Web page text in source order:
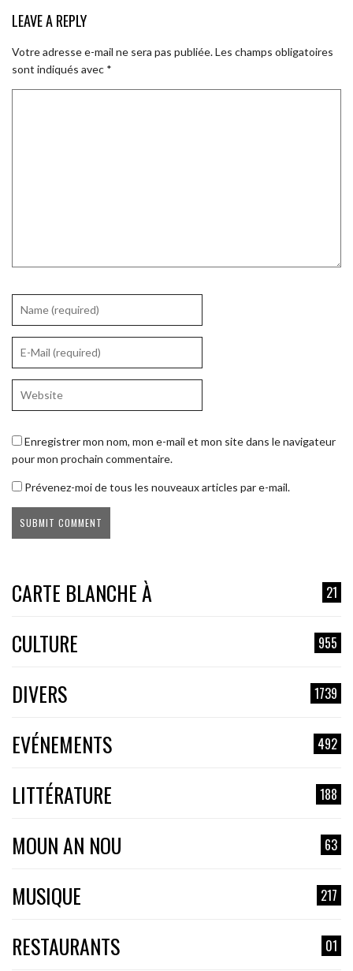
LEAVE A REPLY
Votre adresse e-mail ne sera pas publiée.Les champs obligatoires
sont indiqués avec *
Enregistrer mon nom, mon e-mail et mon site dans le navigateur
pour mon prochain commentaire.
Prévenez-moi de tous les nouveaux articles par e-mail.
CARTE BLANCHE À 21
CULTURE 955
DIVERS 1739
EVÉNEMENTS 492
LITTÉRATURE 188
MOUN AN NOU 63
MUSIQUE 217
RESTAURANTS 01